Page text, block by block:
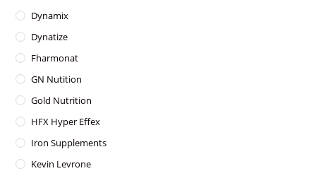
Dynamix
Dynatize
Fharmonat
GN Nutition
Gold Nutrition
HFX Hyper Effex
Iron Supplements
Kevin Levrone